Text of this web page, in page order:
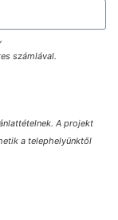
számlával.
A projekt
a telephelyünktől